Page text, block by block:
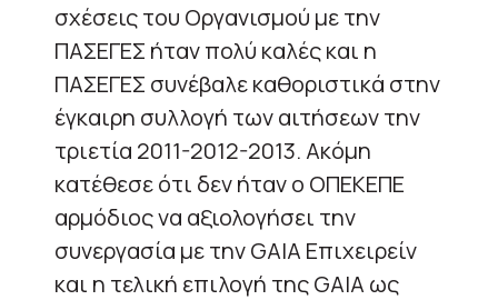
σχέσεις του Οργανισμού με την
ΠΑΣΕΓΕΣ ήταν πολύ καλές και η
ΠΑΣΕΓΕΣ συνέβαλε καθοριστικά στην
έγκαιρη συλλογή των αιτήσεων την
τριετία 2011-2012-2013. Ακόμη
κατέθεσε ότι δεν ήταν ο ΟΠΕΚΕΠΕ
αρμόδιος να αξιολογήσει την
συνεργασία με την GAIA Επιχειρείν
και η τελική επιλογή της GAIA ως